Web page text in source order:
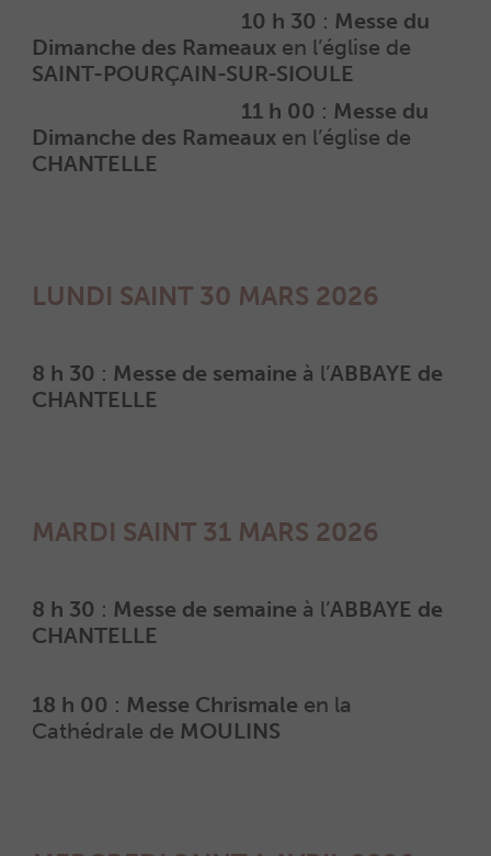
10 h 30 : Messe du
Dimanche des Rameauxen l’église de
SAINT-POURÇAIN-SUR-SIOULE
11 h 00 : Messe du
Dimanche des Rameauxen l’église de
CHANTELLE
LUNDI SAINT 30 MARS 2026
8 h 30 : Messe de semaine à l’ABBAYE de
CHANTELLE
MARDI SAINT 31 MARS 2026
8 h 30 : Messe de semaine à l’ABBAYE de
CHANTELLE
18 h 00 : Messe Chrismale en la
Cathédrale de MOULINS